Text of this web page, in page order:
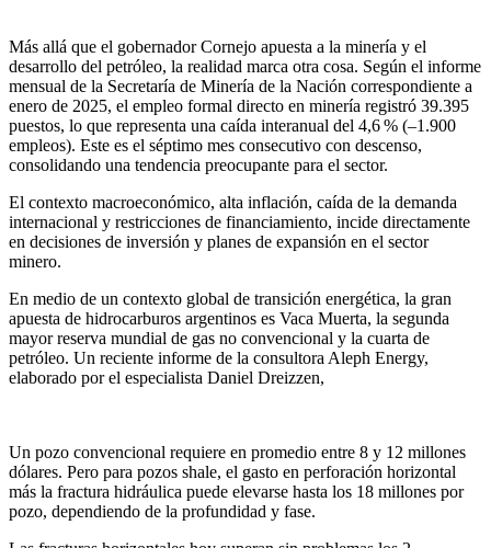
Más allá que el gobernador Cornejo apuesta a la minería y el
desarrollo del petróleo, la realidad marca otra cosa. Según el informe
mensual de la Secretaría de Minería de la Nación correspondiente a
enero de 2025, el empleo formal directo en minería registró 39.395
puestos, lo que representa una caída interanual del 4,6 % (–1.900
empleos). Este es el séptimo mes consecutivo con descenso,
consolidando una tendencia preocupante para el sector.
El contexto macroeconómico, alta inflación, caída de la demanda
internacional y restricciones de financiamiento, incide directamente
en decisiones de inversión y planes de expansión en el sector
minero.
En medio de un contexto global de transición energética, la gran
apuesta de hidrocarburos argentinos es Vaca Muerta, la segunda
mayor reserva mundial de gas no convencional y la cuarta de
petróleo. Un reciente informe de la consultora Aleph Energy,
elaborado por el especialista Daniel Dreizzen,
Un pozo convencional requiere en promedio entre 8 y 12 millones
dólares. Pero para pozos shale, el gasto en perforación horizontal
más la fractura hidráulica puede elevarse hasta los 18 millones por
pozo, dependiendo de la profundidad y fase.